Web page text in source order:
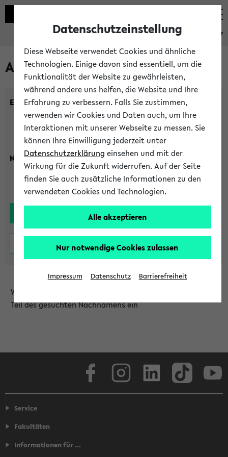
eKVV
Alle Lehrenden
Einrichtung:
Nachname:
Wählen Sie die Einrichtung aus und/oder geben Sie einen
Teil des gesuchten Nachnamens ein
Service
Fakultäten
Informationen für ...
Datenschutzeinstellung
Diese Webseite verwendet Cookies und ähnliche
Technologien. Einige davon sind essentiell, um die
Funktionalität der Website zu gewährleisten,
während andere uns helfen, die Website und Ihre
Erfahrung zu verbessern. Falls Sie zustimmen,
verwenden wir Cookies und Daten auch, um Ihre
Interaktionen mit unserer Webseite zu messen. Sie
können Ihre Einwilligung jederzeit unter
Datenschutzerklärung einsehen und mit der
Wirkung für die Zukunft widerrufen. Auf der Seite
finden Sie auch zusätzliche Informationen zu den
verwendeten Cookies und Technologien.
Alle akzeptieren
Nur notwendige Cookies zulassen
Impressum Datenschutz Barrierefreiheit